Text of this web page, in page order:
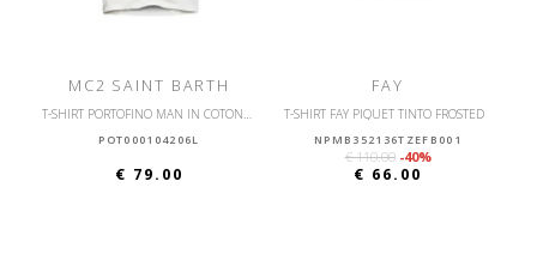
MC2 SAINT BARTH
T-SHIRT PORTOFINO MAN IN COTONE CON STAMPA FRONTALE
POT000104206L
€ 79.00
FAY
T-SHIRT FAY PIQUET TINTO FROSTED
NPMB352136TZEFB001
€ 110.00 -40%
€ 66.00